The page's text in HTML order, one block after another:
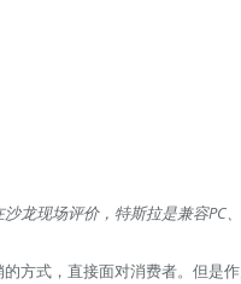
龙现场评价，特斯拉是兼容PC
方式，直接面对消费者。但是